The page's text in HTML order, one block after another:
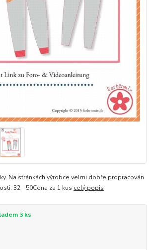
Na stránkách výrobce velmi dobře propracován
32 - 50Cena za 1 kus celý popis
3 ks